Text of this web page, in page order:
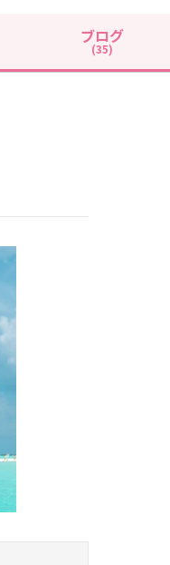
ブログ
(35)